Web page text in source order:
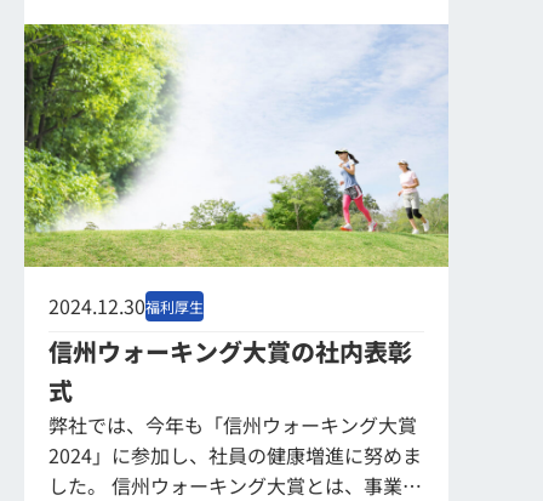
から車で5分ほどというアクセスの良さ。
...
2024.12.30福利厚生
信州ウォーキング大賞の社内表彰
式
弊社では、今年も「信州ウォーキング大賞
2024」に参加し、社員の健康増進に努めま
した。 信州ウォーキング大賞とは、事業所